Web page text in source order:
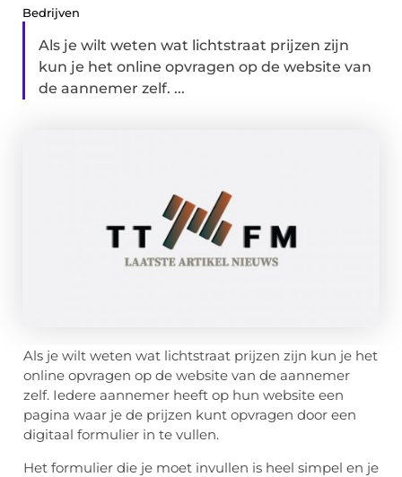
Bedrijven
Als je wilt weten wat lichtstraat prijzen zijn
kun je het online opvragen op de website van
de aannemer zelf. ...
Als je wilt weten wat lichtstraat prijzen zijn kun je het
online opvragen op de website van de aannemer
zelf. Iedere aannemer heeft op hun website een
pagina waar je de prijzen kunt opvragen door een
digitaal formulier in te vullen.
Het formulier die je moet invullen is heel simpel en je